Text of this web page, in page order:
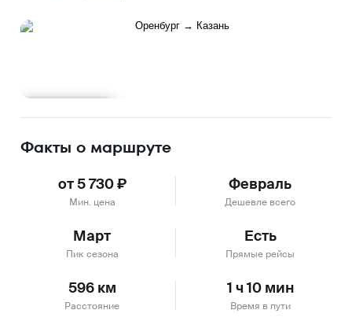
Факты о маршруте
от 5 730 ₽
Мин. цена
Февраль
Дешевле всего
Март
Пик сезона
Есть
Прямые рейсы
596 км
Расстояние
1 ч 10 мин
Время в пути